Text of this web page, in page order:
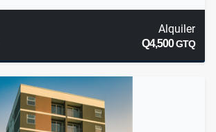
Alquiler
Q4,500GTQ